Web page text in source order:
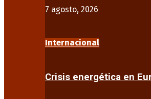
7 agosto, 2026
Internacional
Crisis energética en